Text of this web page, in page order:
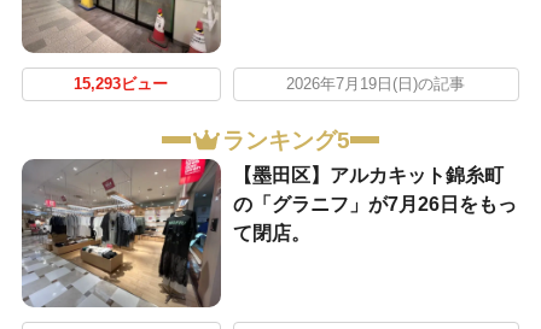
15,293ビュー 2026年7月19日(日)の記事
ランキング5
【墨田区】アルカキット錦糸町
の「グラニフ」が7月26日をもっ
て閉店。